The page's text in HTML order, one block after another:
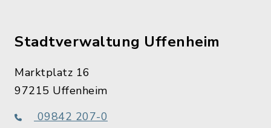
Stadtverwaltung Uffenheim
Marktplatz 16
97215 Uffenheim
09842 207-0